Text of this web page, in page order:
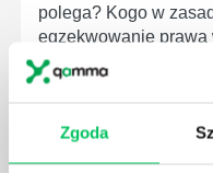
Zgoda
polega? Kogo w
egzekwowanie prawa
odpowiemy pokrótce